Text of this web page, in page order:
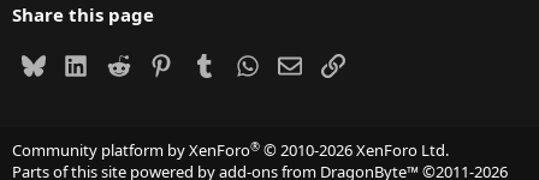
Share this page
BlueskyLinkedIn
Reddit PinterestTumblrWhatsApp
EmailLink
Community platform by XenForo® © 2010-2026 XenForo Ltd.
Parts of this site powered byadd-ons from DragonByte™©2011-2026